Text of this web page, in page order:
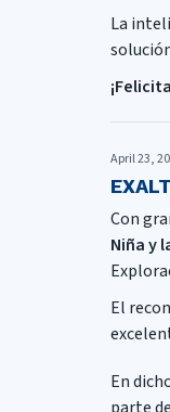
La
April 23,
Con
Niña y
El
En